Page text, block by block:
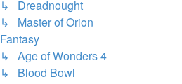
↳ Dreadnought
↳ Master of Orion
Fantasy
↳ Age of Wonders 4
↳ Blood Bowl